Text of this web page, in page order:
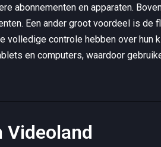
abonnementen en apparaten.
Een ander groot voordeel is de
volledige controle hebben over
en computers, waardoor
Videoland